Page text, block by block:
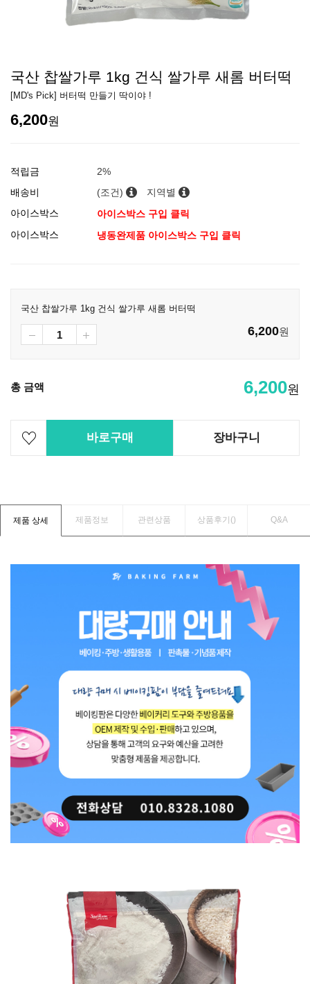
국산 찹쌀가루 1kg 건식 쌀가루 새롬 버터떡
[MD's Pick] 버터떡 만들기 딱이야 !
6,200원
적립금
2%
배송비
(조건)
지역별
아이스박스
아이스박스 구입 클릭
아이스박스
냉동완제품 아이스박스 구입 클릭
국산 찹쌀가루 1kg 건식 쌀가루 새롬 버터떡
6,200원
총 금액 6,200원
바로구매 장바구니
제품 상세 제품정보 관련상품 상품후기() Q&A